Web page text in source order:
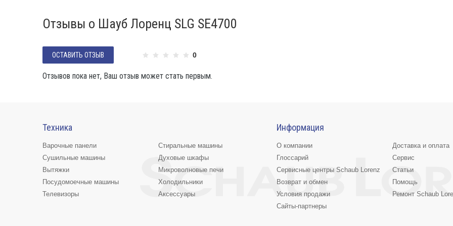
Отзывы о Шауб Лоренц SLG SE4700
ОСТАВИТЬ ОТЗЫВ 0
Отзывов пока нет, Ваш отзыв может стать первым.
Техника
Варочные панели
Стиральные машины
Сушильные машины
Духовые шкафы
Вытяжки
Микроволновые печи
Посудомоечные машины
Холодильники
Телевизоры
Аксессуары
Информация
О компании
Доставка и оплата
Глоссарий
Сервис
Сервисные центры Schaub Lorenz
Статьи
Возврат и обмен
Помощь
Условия продажи
Ремонт Schaub
Сайты-партнеры